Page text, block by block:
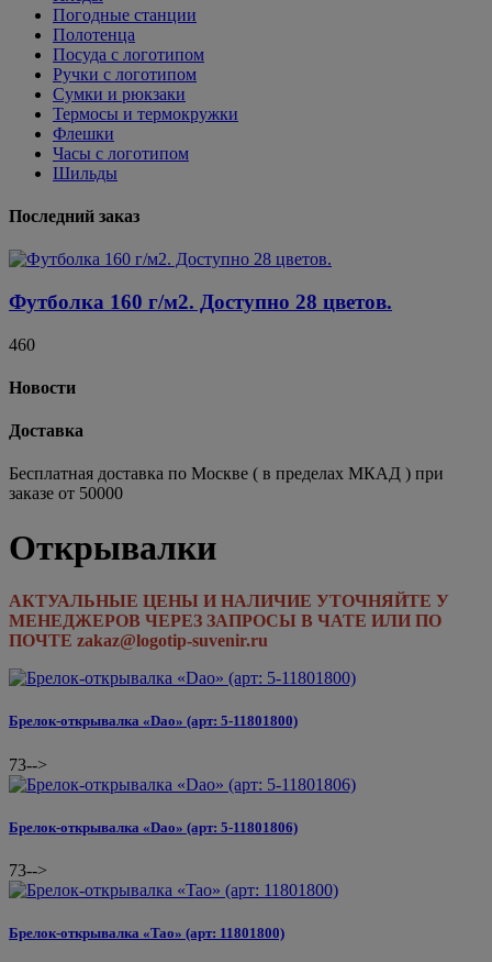
Погодные станции
Полотенца
Посуда с логотипом
Ручки с логотипом
Сумки и рюкзаки
Термосы и термокружки
Флешки
Часы с логотипом
Шильды
Последний заказ
Футболка 160 г/м2. Доступно 28 цветов.
460
Новости
Доставка
Бесплатная доставка по Москве ( в пределах МКАД ) при
заказе от 50000
Открывалки
АКТУАЛЬНЫЕ ЦЕНЫ И НАЛИЧИЕ УТОЧНЯЙТЕ У
МЕНЕДЖЕРОВ ЧЕРЕЗ ЗАПРОСЫ В ЧАТЕ ИЛИ ПО
ПОЧТЕ zakaz@logotip-suvenir.ru
Брелок-открывалка «Dao» (арт: 5-11801800)
73-->
Брелок-открывалка «Dao» (арт: 5-11801806)
73-->
Брелок-открывалка «Tao» (арт: 11801800)